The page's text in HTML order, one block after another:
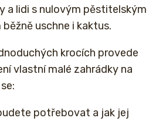
a lidi s nulovým pěstitelským
uschne i kaktus.
krocích provede
vlastní malé zahrádky na
potřebovat a jak jej